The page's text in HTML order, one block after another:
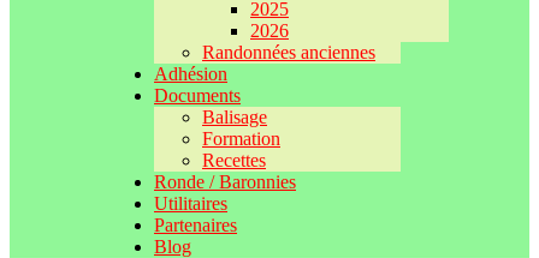
2025
2026
Randonnées anciennes
Adhésion
Documents
Balisage
Formation
Recettes
Ronde / Baronnies
Utilitaires
Partenaires
Blog